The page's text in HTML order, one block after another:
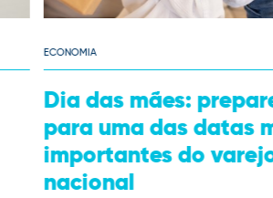
ECONOMIA
Principais
compras para 2024